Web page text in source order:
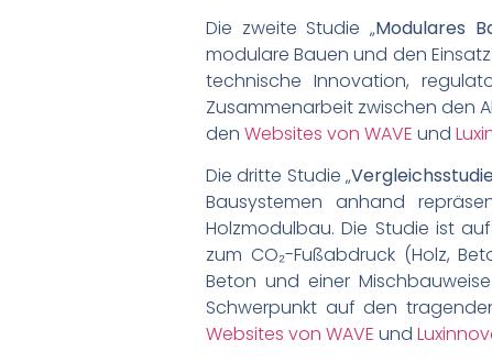
Die zweite Studie „Modulares
modulare Bauen und den
technische Innovation,
Zusammenarbeit zwischen den
den Websites von WAVE und
Die dritte Studie „
Bausystemen anhand
Holzmodulbau. Die Studie ist
zum CO₂-Fußabdruck (Holz,
Beton und einer
Schwerpunkt auf den
Websites von WAVE und